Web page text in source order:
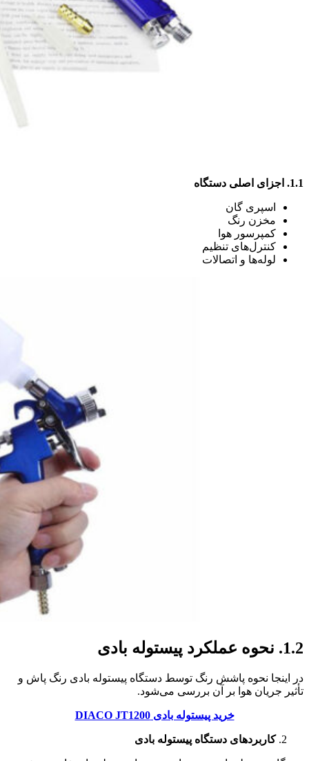
1.1. اجزای اصلی دستگاه
اسپری گان
مخزن رنگ
کمپرسور هوا
کنترل‌های تنظیم
لوله‌ها و اتصالات
1.2. نحوه عملکرد پیستوله بادی
در اینجا نحوه پاشش رنگ توسط دستگاه پیستوله بادی رنگ پاش و
تأثیر جریان هوا بر آن بررسی می‌شود.
خرید پیستوله بادی DIACO JT1200
کاربردهای دستگاه پیستوله بادی